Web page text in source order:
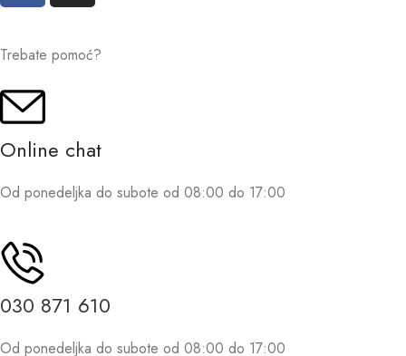
Trebate pomoć?
Online chat
Od ponedeljka do subote od 08:00 do 17:00
030 871 610
Od ponedeljka do subote od 08:00 do 17:00